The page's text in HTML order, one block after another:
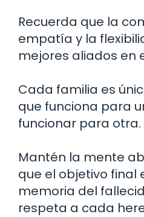
Recuerda que la
empatía y la
mejores aliados en
Cada familia es
que funciona para
funcionar para otra.
Mantén la mente
que el objetivo final
memoria del
respeta a cada